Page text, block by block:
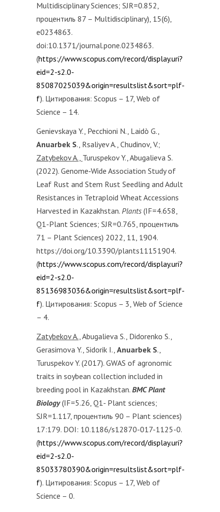
Multidisciplinary Sciences; SJR=0.852,
процентиль 87 – Multidisciplinary), 15(6),
e0234863.
doi:10.1371/journal.pone.0234863.
(https://www.scopus.com/record/display.uri?
eid=2-s2.0-
85087025039&origin=resultslist&sort=plf-
f). Цитирования: Scopus – 17, Web of
Science – 14.
Genievskaya Y., Pecchioni N., Laidò G.,
Anuarbek S., Rsaliyev A., Chudinov, V.;
Zatybekov A., Turuspekov Y., Abugalieva S.
(2022). Genome‐Wide Association Study of
Leaf Rust and Stem Rust Seedling and Adult
Resistances in Tetraploid Wheat Accessions
Harvested in Kazakhstan. Plants (IF=4.658,
Q1-Plant Sciences; SJR=0.765, процентиль
71 – Plant Sciences) 2022, 11, 1904.
https://doi.org/10.3390/plants11151904.
(https://www.scopus.com/record/display.uri?
eid=2-s2.0-
85136983036&origin=resultslist&sort=plf-
f). Цитирования: Scopus – 3, Web of Science
– 4.
Zatybekov A.,Abugalieva S., Didorenko S.,
Gerasimova Y., Sidorik I., Anuarbek S.,
Turuspekov Y. (2017). GWAS of agronomic
traits in soybean collection included in
breeding pool in Kazakhstan. BMC Plant
Biology(IF=5.26, Q1- Plant sciences;
SJR=1.117, процентиль 90 – Plant sciences)
17:179. DOI: 10.1186/s12870-017-1125-0.
(https://www.scopus.com/record/display.uri?
eid=2-s2.0-
85033780390&origin=resultslist&sort=plf-
f). Цитирования: Scopus – 17, Web of
Science – 0.